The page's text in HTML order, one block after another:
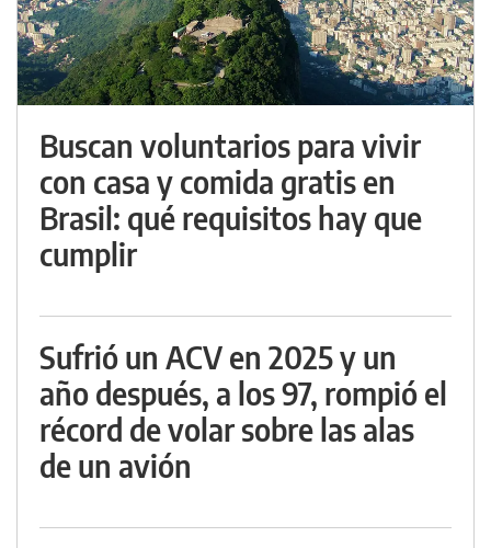
Buscan voluntarios para vivir
con casa y comida gratis en
Brasil: qué requisitos hay que
cumplir
Sufrió un ACV en 2025 y un
año después, a los 97, rompió el
récord de volar sobre las alas
de un avión